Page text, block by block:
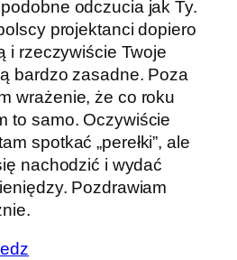
podobne odczucia jak Ty.
projektanci dopiero
i rzeczywiście Twoje
bardzo zasadne. Poza
wrażenie, że co roku
to samo. Oczywiście
spotkać „perełki”, ale
nachodzić i wydać
Pozdrawiam